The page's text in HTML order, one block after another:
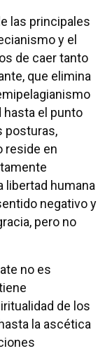
las principales
y el
de caer tanto
que elimina
hasta el punto
posturas,
reside en
libertad humana
negativo y
pero no
no es
de los
la ascética